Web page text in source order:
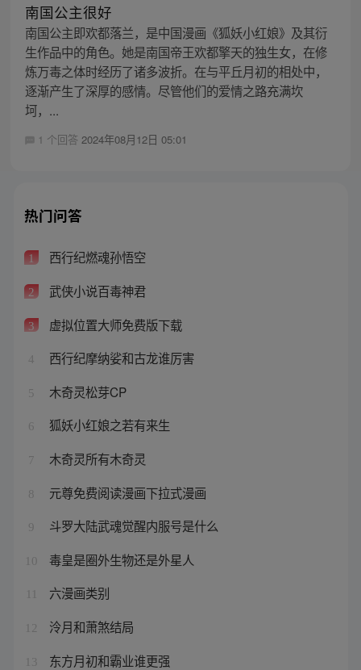
南国公主很好
南国公主即欢都落兰，是中国漫画《狐妖小红娘》及其衍
生作品中的角色。她是南国帝王欢都擎天的独生女，在修
炼万毒之体时经历了诸多波折。在与平丘月初的相处中，
逐渐产生了深厚的感情。尽管他们的爱情之路充满坎
坷，...
1 个回答 2024年08月12日 05:01
热门问答
1 西行纪燃魂孙悟空
2 武侠小说百毒神君
3 虚拟位置大师免费版下载
4 西行纪摩纳娑和古龙谁厉害
5 木奇灵松芽CP
6 狐妖小红娘之若有来生
7 木奇灵所有木奇灵
8 元尊免费阅读漫画下拉式漫画
9 斗罗大陆武魂觉醒内服号是什么
10 毒皇是圈外生物还是外星人
六漫画类别
12 泠月和萧煞结局
13 东方月初和霸业谁更强